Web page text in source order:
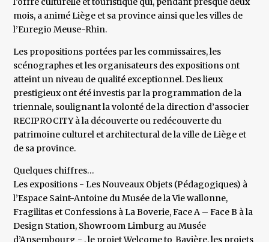
mois, a animé Liège et sa province ainsi que les villes de
l’Euregio Meuse-Rhin.
Les propositions portées par les commissaires, les
scénographes et les organisateurs des expositions ont
atteint un niveau de qualité exceptionnel. Des lieux
prestigieux ont été investis par la programmation de la
triennale, soulignant la volonté de la direction d’associer
RECIPROCITY à la découverte ou redécouverte du
patrimoine culturel et architectural de la ville de Liège et
de sa province.
Quelques chiffres…
Les expositions - Les Nouveaux Objets (Pédagogiques) à
l’Espace Saint-Antoine du Musée de la Vie wallonne,
Fragilitas et Confessions à La Boverie, Face A – Face B à la
Design Station, Showroom Limburg au Musée
d’Ansembourg - , le projet Welcome to_Bavière, les projets